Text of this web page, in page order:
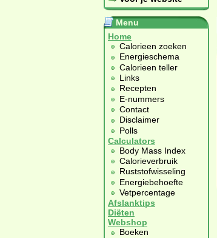
Menu
Home
Calorieen zoeken
Energieschema
Calorieen teller
Links
Recepten
E-nummers
Contact
Disclaimer
Polls
Calculators
Body Mass Index
Calorieverbruik
Ruststofwisseling
Energiebehoefte
Vetpercentage
Afslanktips
Diëten
Webshop
Boeken